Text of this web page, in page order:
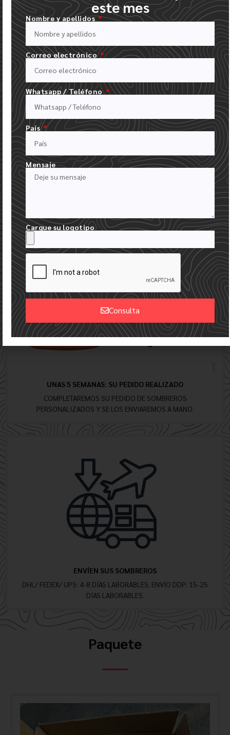
CONFIRMAR PEDIDO Y PAGAR FACTURA
UNA VEZ QUE TENGAMOS EL DISEÑO DEL LOGOTIPO, EL TIPO DE
SOMBRERO Y LA CANTIDAD, RECIBIRÁ UNA FACTURA DETALLADA
RECIBIRÁ UNA IMAGEN DE SU LOGOTIPO. UNA VEZ APROBADO,
PONDREMOS SU LOGOTIPO EN PRODUCCIÓN.
UNAS 5 SEMANAS: SU PEDIDO REALIZADO
COMPLETAREMOS SU PEDIDO DE SOMBREROS
PERSONALIZADOS Y SE LOS ENVIAREMOS A MANO.
ENVÍEN SUS SOMBREROS
DHL/ FEDEX/ UPS: 4-8 DÍAS LABORABLES; ENVÍO DDP: 15-25
DÍAS LABORABLES.
Paquete
este mes
Nombre y apellidos
Correo electrónico
Whatsapp / Teléfono
País
Mensaje
Cargue su logotipo
Consulta
Alternative: